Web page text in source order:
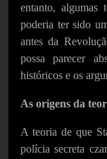
entanto, algumas
poderia ter sido
antes da
possa parecer
históricos e os
As origens da
A teoria de que
polícia secreta